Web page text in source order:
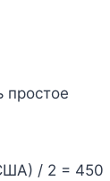
/ 2 = 450